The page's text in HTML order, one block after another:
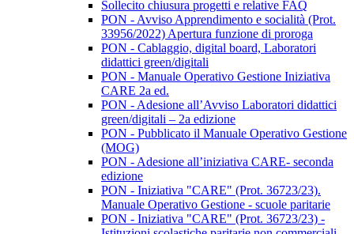
Sollecito chiusura progetti e relative FAQ
PON - Avviso Apprendimento e socialità (Prot.
33956/2022) Apertura funzione di proroga
PON - Cablaggio, digital board, Laboratori
didattici green/digitali
PON - Manuale Operativo Gestione Iniziativa
CARE 2a ed.
PON - Adesione all’Avviso Laboratori didattici
green/digitali – 2a edizione
PON - Pubblicato il Manuale Operativo Gestione
(MOG)
PON - Adesione all’iniziativa CARE- seconda
edizione
PON - Iniziativa "CARE" (Prot. 36723/23).
Manuale Operativo Gestione - scuole paritarie
PON - Iniziativa "CARE" (Prot. 36723/23) -